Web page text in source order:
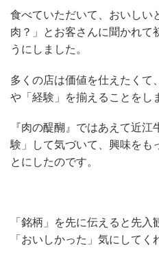
食べていただいて、おいしい
肉？」とお客さんに聞かれて
うにしました。
多くの店は価値を仕えたくて
や「経験」を揃えることをし
『肉の醍醐』ではあえて近
験」して気づいて、興味をも
とにしたのです。
「銘柄」を先に伝えると先入
「おいしかった」気にしてく